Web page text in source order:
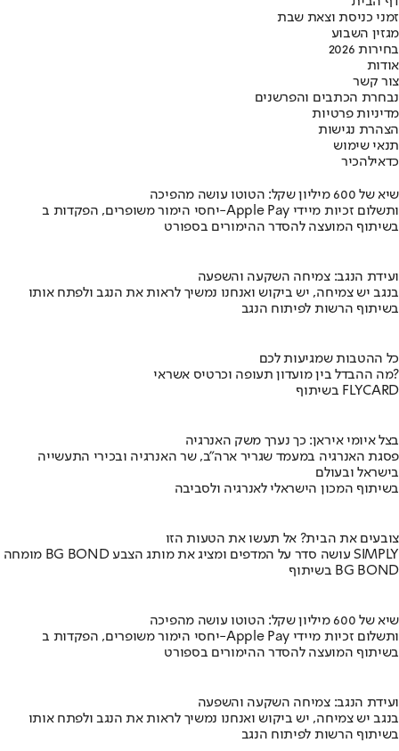
זמני כניסת וצאת שבת
מגזין השבוע
בחירות 2026
אודות
צור קשר
נבחרת הכתבים והפרשנים
מדיניות פרטיות
הצהרת נגישות
תנאי שימוש
כדאילהכיר
שיא של 600 מיליון שקל: הטוטו עושה מהפיכה
יחסי הימור משופרים, הפקדות ב-Apple Pay ותשלום זכיות מיידי
בשיתוף המועצה להסדר ההימורים בספורט
ועידת הנגב: צמיחה השקעה והשפעה
בנגב יש צמיחה, יש ביקוש ואנחנו נמשיך לראות את הנגב ולפתח אותו
בשיתוף הרשות לפיתוח הנגב
כל ההטבות שמגיעות לכם
מה ההבדל בין מועדון תעופה וכרטיס אשראי?
בשיתוף FLYCARD
בצל איומי איראן: כך נערך משק האנרגיה
פסגת האנרגיה במעמד שגריר ארה"ב, שר האנרגיה ובכירי התעשייה
בישראל ובעולם
בשיתוף המכון הישראלי לאנרגיה ולסביבה
צובעים את הבית? אל תעשו את הטעות הזו
מומחה BG BOND עושה סדר על המדפים ומציג את מותג הצבע SIMPLY
בשיתוף BG BOND
שיא של 600 מיליון שקל: הטוטו עושה מהפיכה
יחסי הימור משופרים, הפקדות ב-Apple Pay ותשלום זכיות מיידי
בשיתוף המועצה להסדר ההימורים בספורט
ועידת הנגב: צמיחה השקעה והשפעה
בנגב יש צמיחה, יש ביקוש ואנחנו נמשיך לראות את הנגב ולפתח אותו
בשיתוף הרשות לפיתוח הנגב